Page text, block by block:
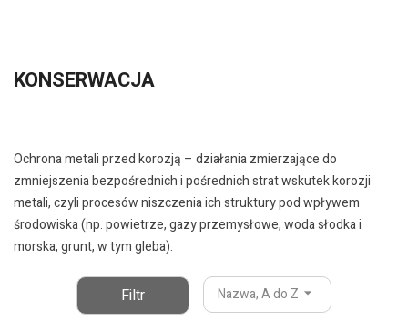
KONSERWACJA
Ochrona metali przed korozją – działania zmierzające do
zmniejszenia bezpośrednich i pośrednich strat wskutek korozji
metali, czyli procesów niszczenia ich struktury pod wpływem
środowiska (np. powietrze, gazy przemysłowe, woda słodka i
morska, grunt, w tym gleba).
Filtr Nazwa, A do Z